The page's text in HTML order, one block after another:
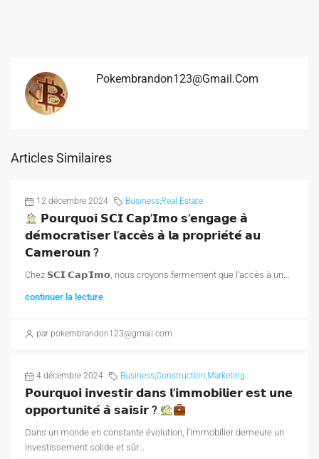
Pokembrandon123@gmail.com
Articles Similaires
12 décembre 2024 Business,Real Estate
𝗣𝗼𝘂𝗿𝗾𝘂𝗼𝗶 𝗦𝗖𝗜 𝗖𝗮𝗽’𝗜𝗺𝗼 𝘀’𝗲𝗻𝗴𝗮𝗴𝗲 𝗮̀
𝗱𝗲́𝗺𝗼𝗰𝗿𝗮𝘁𝗶𝘀𝗲𝗿 𝗹’𝗮𝗰𝗰𝗲̀𝘀 𝗮̀ 𝗹𝗮 𝗽𝗿𝗼𝗽𝗿𝗶𝗲́𝘁𝗲́ 𝗮𝘂
𝗖𝗮𝗺𝗲𝗿𝗼𝘂𝗻 ?
Chez 𝗦𝗖𝗜 𝗖𝗮𝗽'𝗜𝗺𝗼, nous croyons fermement que l’accès à un...
continuer la lecture
par pokembrandon123@gmail.com
4 décembre 2024 Business,Construction,Marketing
𝗣𝗼𝘂𝗿𝗾𝘂𝗼𝗶 𝗶𝗻𝘃𝗲𝘀𝘁𝗶𝗿 𝗱𝗮𝗻𝘀 𝗹’𝗶𝗺𝗺𝗼𝗯𝗶𝗹𝗶𝗲𝗿 𝗲𝘀𝘁 𝘂𝗻𝗲
𝗼𝗽𝗽𝗼𝗿𝘁𝘂𝗻𝗶𝘁𝗲́ 𝗮̀ 𝘀𝗮𝗶𝘀𝗶𝗿 ?
Dans un monde en constante évolution, l’immobilier demeure un
investissement solide et sûr...